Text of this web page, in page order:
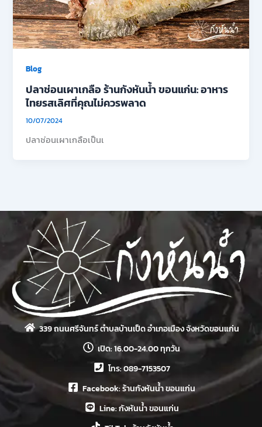
Blog
ปลาช่อนเผาเกลือ ร้านกังหันน้ำ ขอนแก่น: อาหาร
ไทยรสเลิศที่คุณไม่ควรพลาด
10/07/2024
ปลาช่อนเผาเกลือเป็นเ
339 ถนนศรีจันทร์ ตำบลบ้านเป็ด อำเภอเมือง จังหวัดขอนแก่น
เปิด: 16.00-24.00 ทุกวัน
โทร: 089-7153507
Facebook: ร้านกังหันน้ำ ขอนแก่น
Line: กังหันน้ำ ขอนแก่น